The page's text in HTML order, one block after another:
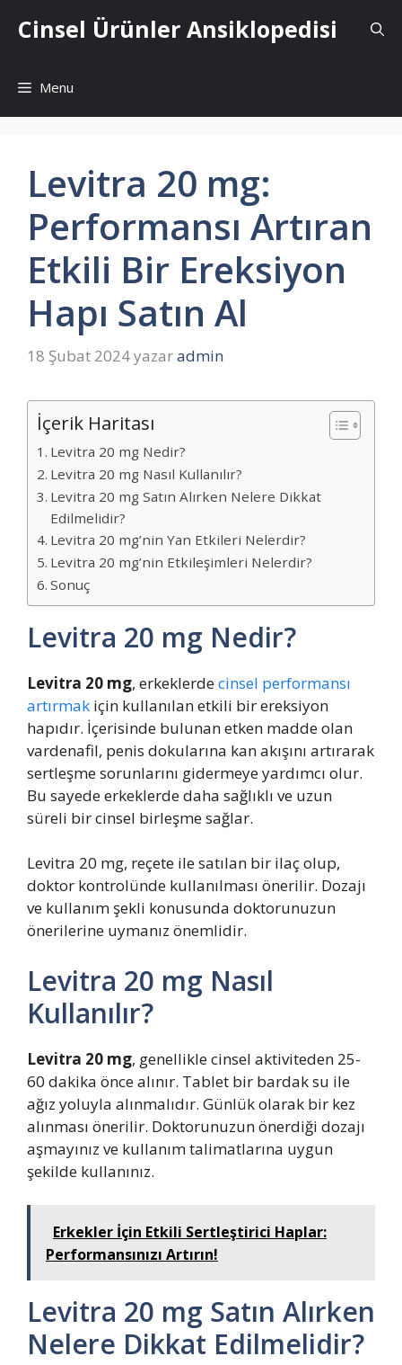
atlaCinsel Ürünler Ansiklopedisi
Menu
Levitra 20 mg:
Performansı Artıran
Etkili Bir Ereksiyon
Hapı Satın Al
18 Şubat 2024yazaradmin
İçerik Haritası
Levitra 20 mg Nedir?
Levitra 20 mg Nasıl Kullanılır?
Levitra 20 mg Satın Alırken Nelere Dikkat
Edilmelidir?
Levitra 20 mg’nin Yan Etkileri Nelerdir?
Levitra 20 mg’nin Etkileşimleri Nelerdir?
Sonuç
Levitra 20 mg Nedir?
Levitra 20 mg, erkeklerdecinsel performansı
artırmak için kullanılan etkili bir ereksiyon
hapıdır. İçerisinde bulunan etken madde olan
vardenafil, penis dokularına kan akışını artırarak
sertleşme sorunlarını gidermeye yardımcı olur.
Bu sayede erkeklerde daha sağlıklı ve uzun
süreli bir cinsel birleşme sağlar.
Levitra 20 mg, reçete ile satılan bir ilaç olup,
doktor kontrolünde kullanılması önerilir. Dozajı
ve kullanım şekli konusunda doktorunuzun
önerilerine uymanız önemlidir.
Levitra 20 mg Nasıl
Kullanılır?
Levitra 20 mg, genellikle cinsel aktiviteden 25-
60 dakika önce alınır. Tablet bir bardak su ile
ağız yoluyla alınmalıdır. Günlük olarak bir kez
alınması önerilir. Doktorunuzun önerdiği dozajı
aşmayınız ve kullanım talimatlarına uygun
şekilde kullanınız.
Erkekler İçin Etkili Sertleştirici Haplar:
Performansınızı Artırın!
Levitra 20 mg Satın Alırken
Nelere Dikkat Edilmelidir?